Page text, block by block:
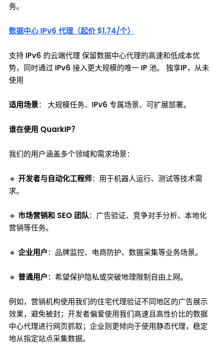
务。
数据中心 IPv6 代理（起价 $1.74/个）
支持 IPv6 的云端代理 保留数据中心代理的高速和低成本优
势，同时通过 IPv6 接入更大规模的唯一 IP 池。 独享IP，从未
使用
适用场景： 大规模任务、IPv6 专属场景、可扩展部署。
谁在使用 QuarkIP？
我们的用户涵盖多个领域和需求场景：
🔹 开发者与自动化工程师：用于机器人运行、测试等技术需
求。
🔹 市场营销和 SEO 团队：广告验证、竞争对手分析、本地化
营销等任务。
🔹 企业用户：品牌监控、电商防护、数据采集等业务场景。
🔹 普通用户：希望保护隐私或突破地理限制自由上网。
例如，营销机构使用我们的住宅代理验证不同地区的广告展示
效果，避免被封；开发者偏爱使用我们高速且高性价比的数据
中心代理进行网页抓取；企业则更倾向于使用静态代理，稳定
地从指定站点采集数据。